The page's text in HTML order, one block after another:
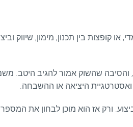
בין תכנון, מימון, שיווק
שהשוק אמור להגיב היטב. משם
ואסטרטגיית היציאה או ההשבחה.
ורק אז הוא מוכן לבחון את